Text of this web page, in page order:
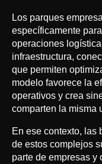
Los parques
específicamente
operaciones
infraestructura,
que permiten
modelo favorece la
operativos y crea
comparten la misma
En ese contexto, las
de estos complejos
parte de empresas y